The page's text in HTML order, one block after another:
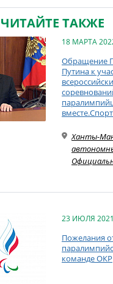
ЧИТАЙТЕ ТАКЖЕ
18 МАРТА
Обращение
Путина к
Ханты-
23 ИЮЛЯ 2021
Пожелания
команде ОКР